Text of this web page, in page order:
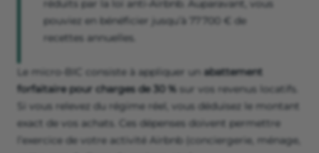
réduits par la loi anti-Airbnb. Auparavant, vous
pouviez en bénéficier jusqu’à 77 700 € de
recettes annuelles.
Le micro-BIC consiste à appliquer un abattement
forfaitaire pour charges de 30 % sur vos revenus locatifs.
Si vous relevez du régime réel, vous déduisez le montant
exact de vos achats. Ces dépenses doivent permettre
l’exercice de votre activité Airbnb (conciergerie, ménage,